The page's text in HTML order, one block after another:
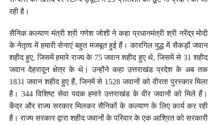
रही है।
सैनिक कल्याण मंत्री श्री गणेश जोशी ने कहा प्रधानमंत्री श्री नरेंद्र मोदी
के नेतृत्व में हमारी सेनाएं बहुत मजबूत हुई हैं। कारगिल युद्ध में सैकड़ों जवान
शहीद हुए, जिसमें हमारे राज्य के 75 जवान शहीद हुए थे, जिसमें से 31 शहीद
जवान देहरादून क्षेत्र के थे। उन्होंने कहा उत्तराखंड प्रदेश के अब तक
1831 जवान शहीद हुए हैं, जिनमें से 1528 जवानों को वीरता पुरस्कार मिला
है। 344 विशिष्ट सेवा पदक हमारे उत्तराखंड के वीर जवानों को मिले हैं।
केंद्र और राज्य सरकार मिलकर सैनिकों के कल्याण के लिए कार्य कर रही
है। राज्य सरकार द्वारा शहीद जवानों के परिवार के एक आश्रित को सरकारी